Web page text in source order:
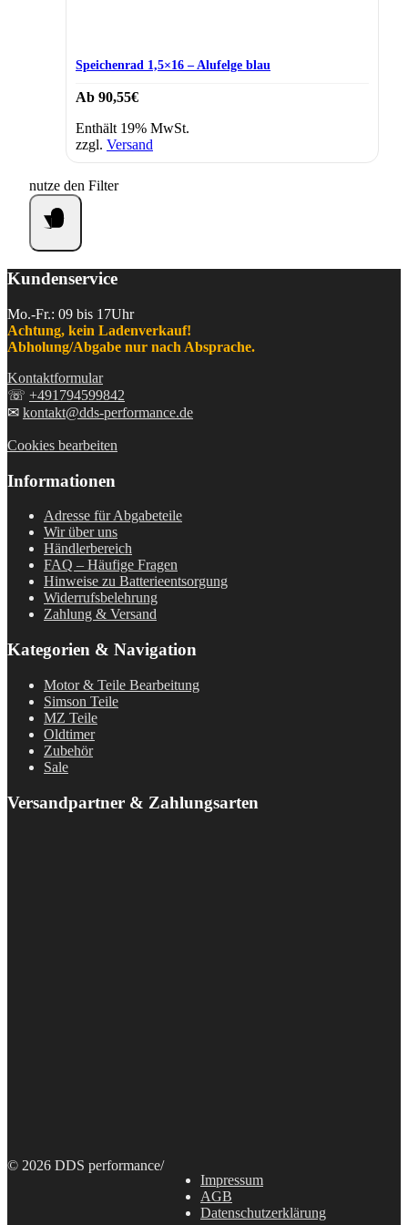
Speichenrad 1,5×16 – Alufelge blau
Ab 90,55€
Enthält 19% MwSt.
zzgl. Versand
nutze den Filter
Kundenservice
Mo.-Fr.: 09 bis 17Uhr
Achtung, kein Ladenverkauf!
Abholung/Abgabe nur nach Absprache.
Kontaktformular
☏ +491794599842
✉ kontakt@dds-performance.de
Cookies bearbeiten
Informationen
Adresse für Abgabeteile
Wir über uns
Händlerbereich
FAQ – Häufige Fragen
Hinweise zu Batterieentsorgung
Widerrufsbelehrung
Zahlung & Versand
Kategorien & Navigation
Motor & Teile Bearbeitung
Simson Teile
MZ Teile
Oldtimer
Zubehör
Sale
Versandpartner & Zahlungsarten
© 2026 DDS performance/
Impressum
AGB
Datenschutzerklärung